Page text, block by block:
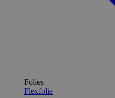
Folies
Flexfolie